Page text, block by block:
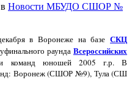
Новости МБУДО СШОР №
в Воронеже на базе СКЦ
раунда Всероссийских
команд юношей 2005 г.р. В
Воронеж (СШОР №9), Тула (СШ